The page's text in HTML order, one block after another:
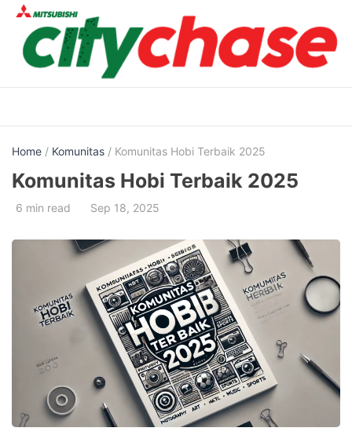
Skip
content
Home / Komunitas / Komunitas Hobi Terbaik 2025
Komunitas Hobi Terbaik 2025
6 min read Sep 18, 2025